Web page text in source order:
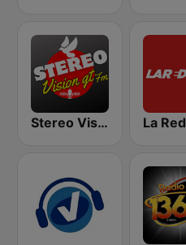
Stereo Vision La Red